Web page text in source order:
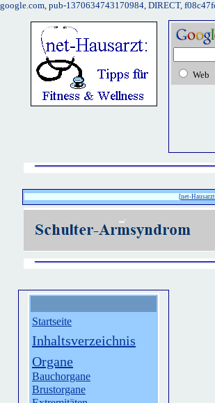
google.com, pub-1370634743170984, DIRECT,
Web
[net-
Startseite
Inhaltsverzeichnis
Organe
Bauchorgane
Brustorgane